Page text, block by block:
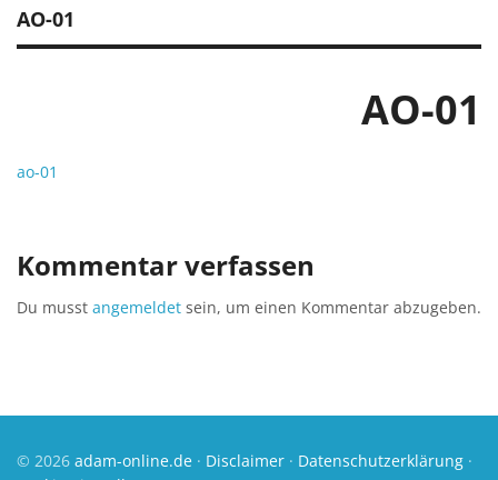
AO-01
AO-01
ao-01
Kommentar verfassen
Du musst angemeldet sein, um einen Kommentar abzugeben.
© 2026 adam-online.de · Disclaimer · Datenschutzerklärung ·